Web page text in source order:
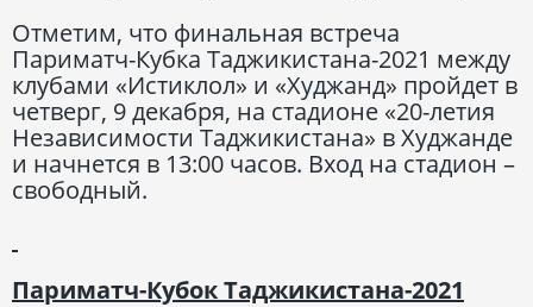
Отметим, что финальная встреча
Париматч-Кубка Таджикистана-2021 между
клубами «Истиклол» и «Худжанд» пройдет в
четверг, 9 декабря, на стадионе «20-летия
Независимости Таджикистана» в Худжанде
и начнется в 13:00 часов. Вход на стадион –
свободный.
Париматч-Кубок Таджикистана-2021